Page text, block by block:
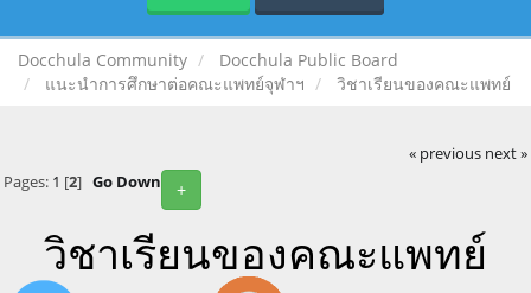
Docchula Community
Docchula Public Board
แนะนำการศึกษาต่อคณะแพทย์จุฬาฯ
วิชาเรียนของคณะแพทย์
« previous next »
+
Pages: 1 [2] Go Down
วิชาเรียนของคณะแพทย์